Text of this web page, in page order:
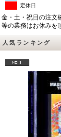
定休日
金・土・祝日の注文
等の業務はお休みを
人気ランキング